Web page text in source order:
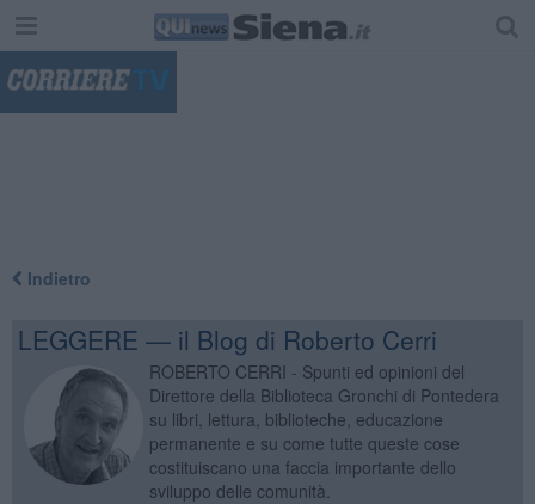
Indietro
LEGGERE — il Blog di Roberto Cerri
ROBERTO CERRI - Spunti ed opinioni del
Direttore della Biblioteca Gronchi di Pontedera
su libri, lettura, biblioteche, educazione
permanente e su come tutte queste cose
costituiscano una faccia importante dello
sviluppo delle comunità.